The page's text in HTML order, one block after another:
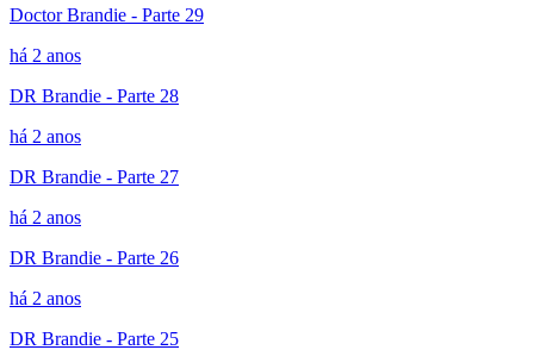
Doctor Brandie - Parte 29
há 2 anos
DR Brandie - Parte 28
há 2 anos
DR Brandie - Parte 27
há 2 anos
DR Brandie - Parte 26
há 2 anos
DR Brandie - Parte 25